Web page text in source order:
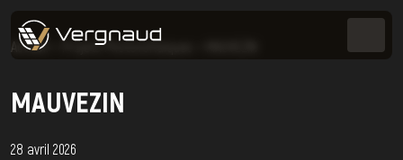
Accueil Projets Photovoltaïques
MAUVEZIN
28 avril 2026